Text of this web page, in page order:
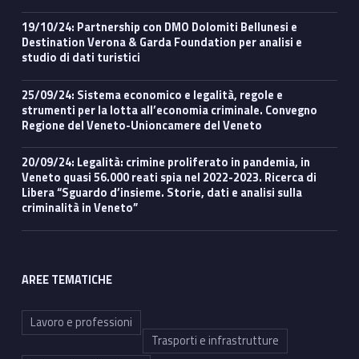
19/10/24: Partnership con DMO Dolomiti Bellunesi e
Destination Verona & Garda Foundation per analisi e
studio di dati turistici
25/09/24: Sistema economico e legalità, regole e
strumenti per la lotta all’economia criminale. Convegno
Regione del Veneto-Unioncamere del Veneto
20/09/24: Legalità: crimine proliferato in pandemia, in
Veneto quasi 56.000 reati spia nel 2022-2023. Ricerca di
Libera “Sguardo d’insieme. Storie, dati e analisi sulla
criminalità in Veneto”
AREE TEMATICHE
Lavoro e professioni
Trasporti e infrastrutture